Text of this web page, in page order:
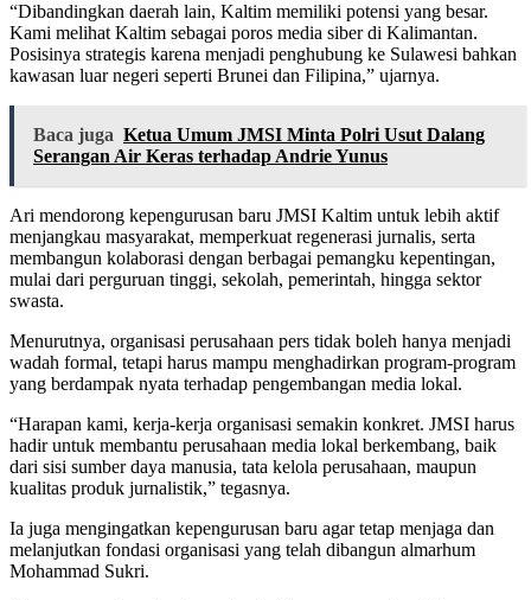
“Dibandingkan daerah lain, Kaltim memiliki potensi yang besar.
Kami melihat Kaltim sebagai poros media siber di Kalimantan.
Posisinya strategis karena menjadi penghubung ke Sulawesi bahkan
kawasan luar negeri seperti Brunei dan Filipina,” ujarnya.
Baca juga Ketua Umum JMSI Minta Polri Usut Dalang
Serangan Air Keras terhadap Andrie Yunus
Ari mendorong kepengurusan baru JMSI Kaltim untuk lebih aktif
menjangkau masyarakat, memperkuat regenerasi jurnalis, serta
membangun kolaborasi dengan berbagai pemangku kepentingan,
mulai dari perguruan tinggi, sekolah, pemerintah, hingga sektor
swasta.
Menurutnya, organisasi perusahaan pers tidak boleh hanya menjadi
wadah formal, tetapi harus mampu menghadirkan program-program
yang berdampak nyata terhadap pengembangan media lokal.
“Harapan kami, kerja-kerja organisasi semakin konkret. JMSI harus
hadir untuk membantu perusahaan media lokal berkembang, baik
dari sisi sumber daya manusia, tata kelola perusahaan, maupun
kualitas produk jurnalistik,” tegasnya.
Ia juga mengingatkan kepengurusan baru agar tetap menjaga dan
melanjutkan fondasi organisasi yang telah dibangun almarhum
Mohammad Sukri.